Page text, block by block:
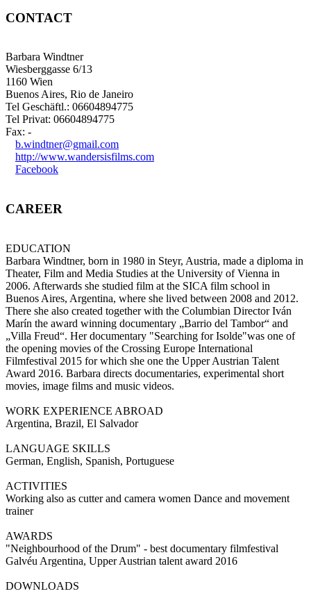
CONTACT
Barbara Windtner
Wiesberggasse 6/13
1160 Wien
Buenos Aires, Rio de Janeiro
Tel Geschäftl.: 06604894775
Tel Privat: 06604894775
Fax: -
b.windtner@gmail.com
http://www.wandersisfilms.com
Facebook
CAREER
EDUCATION
Barbara Windtner, born in 1980 in Steyr, Austria, made a diploma in
Theater, Film and Media Studies at the University of Vienna in
2006. Afterwards she studied film at the SICA film school in
Buenos Aires, Argentina, where she lived between 2008 and 2012.
There she also created together with the Columbian Director Iván
Marín the award winning documentary „Barrio del Tambor“ and
„Villa Freud“. Her documentary "Searching for Isolde"was one of
the opening movies of the Crossing Europe International
Filmfestival 2015 for which she one the Upper Austrian Talent
Award 2016. Barbara directs documentaries, experimental short
movies, image films and music videos.
WORK EXPERIENCE ABROAD
Argentina, Brazil, El Salvador
LANGUAGE SKILLS
German, English, Spanish, Portuguese
ACTIVITIES
Working also as cutter and camera women Dance and movement
trainer
AWARDS
"Neighbourhood of the Drum" - best documentary filmfestival
Galvéu Argentina, Upper Austrian talent award 2016
DOWNLOADS